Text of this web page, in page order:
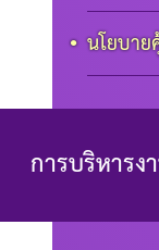
นโยบา
การบริหารง